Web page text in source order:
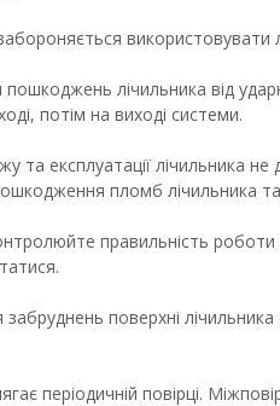
використовувати
лічильника від
потім на виході системи.
та експлуатації лічильника
пломб лічильника
правильність
поверхні
періодичній повірці.